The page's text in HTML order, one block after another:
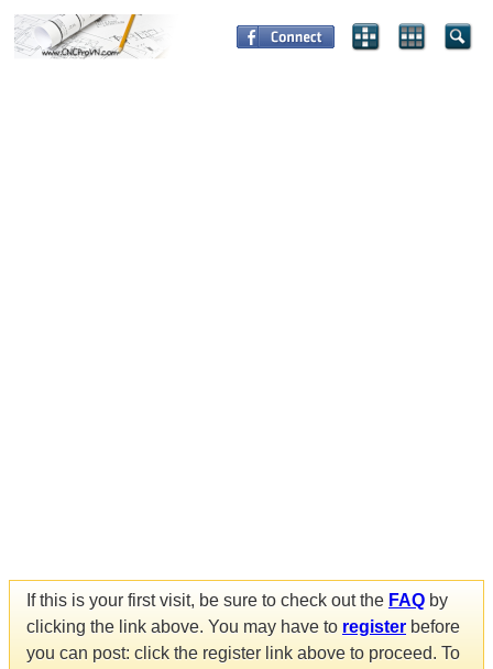
If this is your first visit, be sure to check out the FAQ by
clicking the link above. You may have to register before
you can post: click the register link above to proceed. To